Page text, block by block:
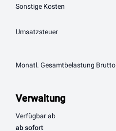
Sonstige Kosten
Umsatzsteuer
Monatl. Gesamtbelastung Brutto
Verwaltung
Verfügbar ab
ab sofort